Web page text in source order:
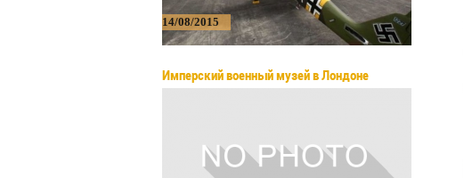
14/08/2015
Имперский военный музей в Лондоне